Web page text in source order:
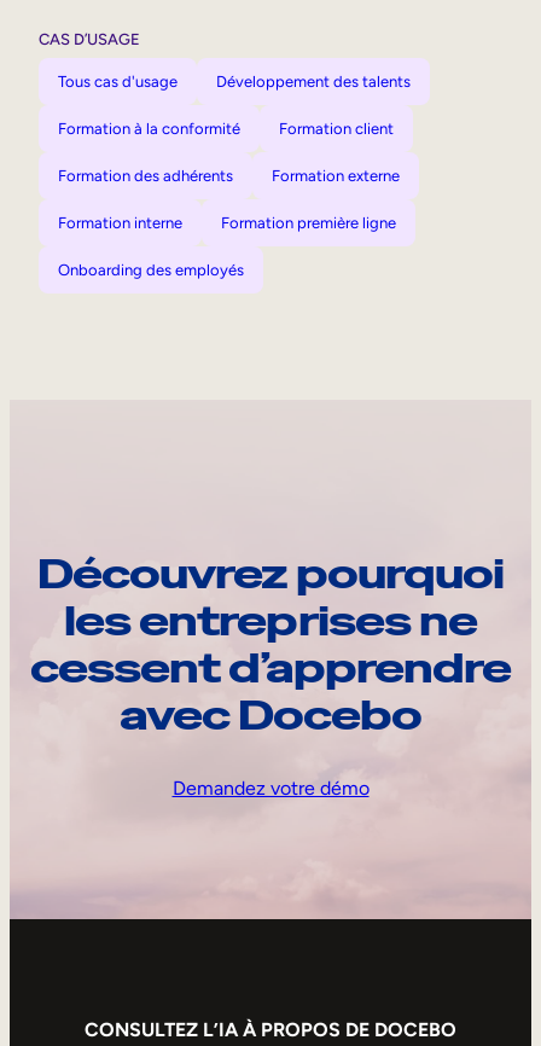
CAS D’USAGE
Tous cas d'usage Développement des talents
Formation à la conformité Formation client
Formation des adhérents Formation externe
Formation interne Formation première ligne
Onboarding des employés
Découvrez pourquoi
les entreprises ne
cessent d’apprendre
avec Docebo
Demandez votre démo
CONSULTEZ L’IA À PROPOS DE DOCEBO